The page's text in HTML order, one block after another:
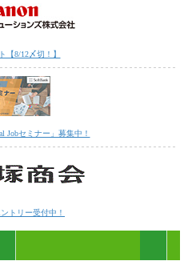
【8/12〆切！】
Jobセミナー」募集中！
トリー受付中！